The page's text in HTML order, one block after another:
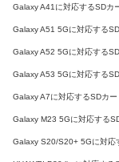
Galaxy A41に対応するSDカ
Galaxy A51 5Gに対応する
Galaxy A52 5Gに対応する
Galaxy A53 5Gに対応する
Galaxy A7に対応するSDカー
Galaxy M23 5Gに対応する
Galaxy S20/S20+ 5Gに対応